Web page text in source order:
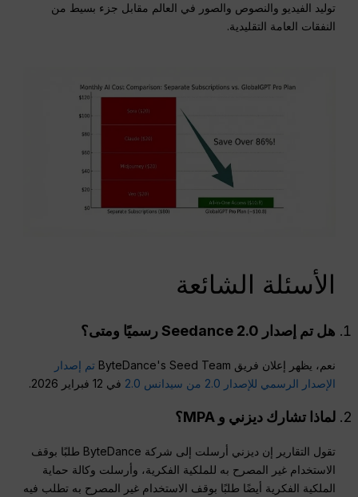
توليد الفيديو والنصوص والصور في العالم مقابل جزء بسيط من
النفقات العامة التقليدية.
الأسئلة الشائعة
هل تم إصدار Seedance 2.0 رسميًا ومتى؟
نعم، يظهر إعلان فريق ByteDance's Seed Team
تم إصدار
الإصدار الرسمي للإصدار 2.0 من سيدانس 2.0
في 12 فبراير 2026.
لماذا تشارك ديزني و MPA؟
تقول التقارير إن ديزني أرسلت إلى شركة ByteDance طلبًا بوقف
الاستخدام غير المصرح به للملكية الفكرية، وأرسلت وكالة حماية
الملكية الفكرية أيضًا طلبًا بوقف الاستخدام غير المصرح به تطلب فيه